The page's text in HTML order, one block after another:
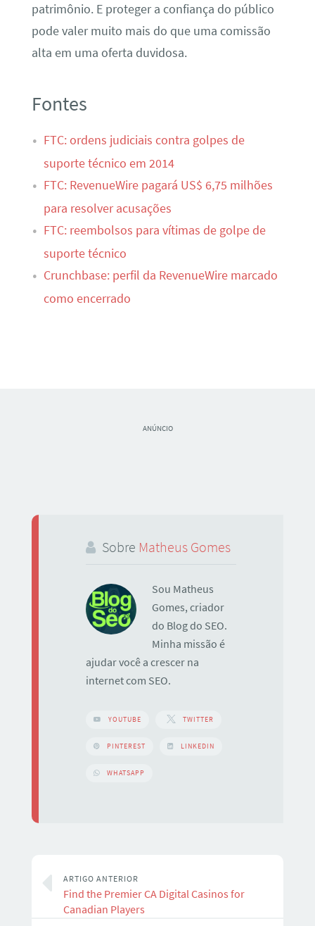
patrimônio. E proteger a confiança do público
pode valer muito mais do que uma comissão
alta em uma oferta duvidosa.
Fontes
FTC: ordens judiciais contra golpes de
suporte técnico em 2014
FTC: RevenueWire pagará US$ 6,75 milhões
para resolver acusações
FTC: reembolsos para vítimas de golpe de
suporte técnico
Crunchbase: perfil da RevenueWire marcado
como encerrado
ANÚNCIO
Sobre Matheus Gomes
Sou Matheus
Gomes, criador
do Blog do SEO.
Minha missão é
ajudar você a crescer na
internet com SEO.
YOUTUBE TWITTER
PINTEREST LINKEDIN
WHATSAPP
ARTIGO ANTERIOR
Find the Premier CA Digital Casinos for
Canadian Players